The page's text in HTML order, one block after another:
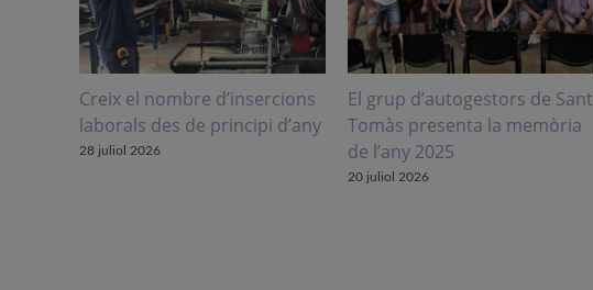
Creix el nombre d’insercions
laborals des de principi d’any
28 juliol 2026
El grup d’autogestors de Sant
Tomàs presenta la memòria
de l’any 2025
20 juliol 2026